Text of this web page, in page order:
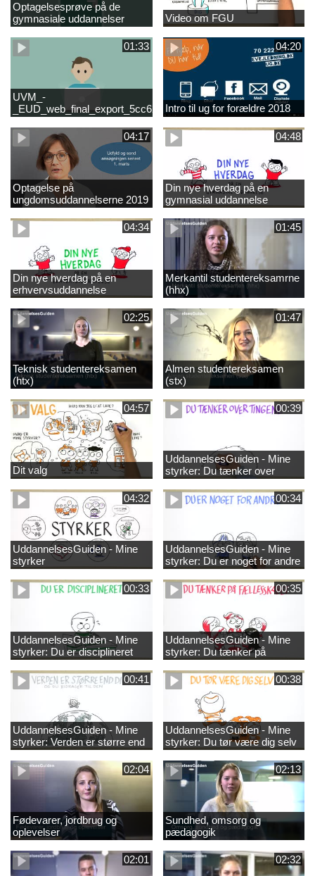
Optagelsesprøve på de
gymnasiale uddannelser
Video om FGU
01:33
UVM_-
04:20
Intro til ug for forældre 2018
04:17
Optagelse på
ungdomsuddannelserne 2019
04:48
Din nye hverdag på en
gymnasial uddannelse
04:34
Din nye hverdag på en
erhvervsuddannelse
01:45
Merkantil studentereksamrne
(hhx)
02:25
Teknisk studentereksamen
(htx)
01:47
Almen studentereksamen
(stx)
04:57
Dit valg
00:39
UddannelsesGuiden - Mine
styrker: Du tænker over
tingene
04:32
UddannelsesGuiden - Mine
styrker
00:34
UddannelsesGuiden - Mine
styrker: Du er noget for andre
00:33
UddannelsesGuiden - Mine
styrker: Du er disciplineret
00:35
UddannelsesGuiden - Mine
styrker: Du tænker på
fællesskabet
00:41
UddannelsesGuiden - Mine
styrker: Verden er større end
dig og du bidrager til den
00:38
UddannelsesGuiden - Mine
styrker: Du tør være dig selv
02:04
Fødevarer, jordbrug og
oplevelser
02:13
Sundhed, omsorg og
pædagogik
02:01 02:32